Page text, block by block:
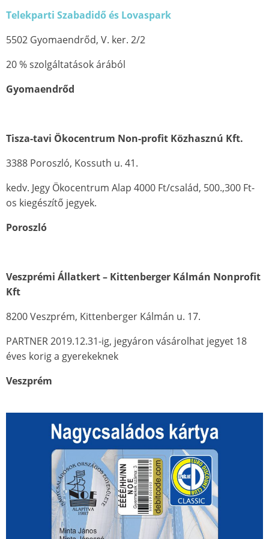
Telekparti Szabadidő és Lovaspark
5502 Gyomaendrőd, V. ker. 2/2
20 % szolgáltatások árából
Gyomaendrőd
Tisza-tavi Ökocentrum Non-profit Közhasznú Kft.
3388 Poroszló, Kossuth u. 41.
kedv. Jegy Ökocentrum Alap 4000 Ft/család, 500.,300 Ft-
os kiegészítő jegyek.
Poroszló
Veszprémi Állatkert – Kittenberger Kálmán Nonprofit
Kft
8200 Veszprém, Kittenberger Kálmán u. 17.
PARTNER 2019.12.31-ig, jegyáron vásárolhat jegyet 18
éves korig a gyerekeknek
Veszprém